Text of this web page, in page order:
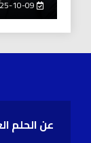
عن الحلم